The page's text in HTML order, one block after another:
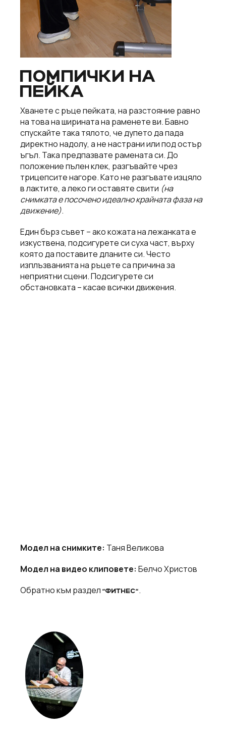
ПОМПИЧКИ НА
ПЕЙКА
Хванете с ръце пейката, на разстояние равно
на това на ширината на раменете ви. Бавно
спускайте така тялото, че дупето да пада
директно надолу, а не настрани или под остър
ъгъл. Така предпазвате рамената си. До
положение пълен клек, разгъвайте чрез
трицепсите нагоре. Като не разгъвате изцяло
в лактите, а леко ги оставяте свити (на
снимката е посочено идеално крайната фаза на
движение).
Един бърз съвет – ако кожата на лежанката е
изкуствена, подсигурете си суха част, върху
която да поставите дланите си. Често
изплъзванията на ръцете са причина за
неприятни сцени. Подсигурете си
обстановката – касае всички движения.
Модел на снимките: Таня Великова
Модел на видео клиповете: Белчо Христов
Обратно към раздел “ФИТНЕС“.